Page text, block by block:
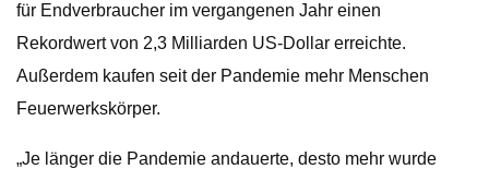
für Endverbraucher im vergangenen Jahr einen
Rekordwert von 2,3 Milliarden US-Dollar erreichte.
Außerdem kaufen seit der Pandemie mehr Menschen
Feuerwerkskörper.
„Je länger die Pandemie andauerte, desto mehr wurde